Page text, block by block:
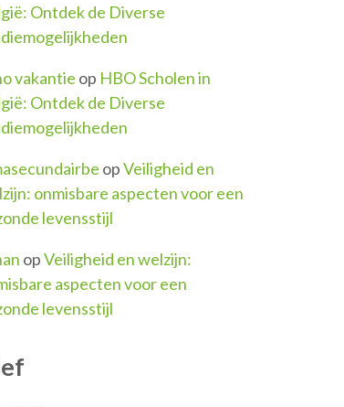
Ontdek de Diverse
vakantie op HBO Scholen in
Ontdek de Diverse
opVeiligheid en
onmisbare aspecten voor een
levensstijl
opVeiligheid en welzijn:
aspecten voor een
levensstijl